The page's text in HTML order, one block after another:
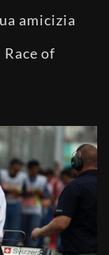
amicizia
of